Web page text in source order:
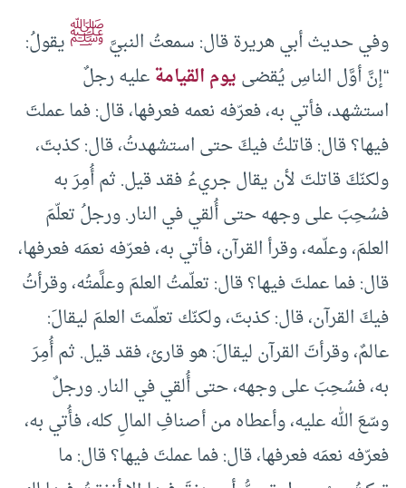
وفي حديث أبي هريرة قال: سمعتُ النبيَّﷺيقولُ:
“إنَّ أوَّل الناسِ يُقضىيوم القيامةعليه رجلٌ
استشهد، فأتي به، فعرّفه نعمه فعرفها، قال: فما عملتَ
فيها؟ قال: قاتلتُ فيكَ حتى استشهدتُ، قال: كذبتَ،
ولكنّكَ قاتلتَ لأن يقال جريءُ فقد قيل. ثم أُمِرَ به
فسُحِبَ على وجهه حتى أُلقي في النار. ورجلُ تعلّمَ
العلمَ، وعلّمه، وقرأ القرآن، فأتي به، فعرّفه نعمَه فعرفها،
قال: فما عملتَ فيها؟ قال: تعلّمتُ العلمَ وعلَّمتُه، وقرأتُ
فيكَ القرآن، قال: كذبتَ، ولكنّك تعلّمتَ العلمَ ليقالَ:
عالمٌ، وقرأتَ القرآن ليقالَ: هو قارئ، فقد قيل. ثم أُمِرَ
به، فسُحِبَ على وجهه، حتى أُلقي في النار. ورجلٌ
وسّعَ الله عليه، وأعطاه من أصنافِ المالِ كله، فأُتي به،
فعرّفه نعمَه فعرفها، قال: فما عملتَ فيها؟ قال: ما